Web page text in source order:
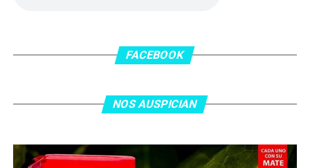
FACEBOOK
NOS AUSPICIAN